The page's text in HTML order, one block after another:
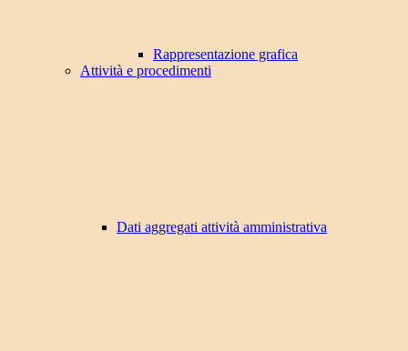
Rappresentazione grafica
Attività e procedimenti
Dati aggregati attività amministrativa